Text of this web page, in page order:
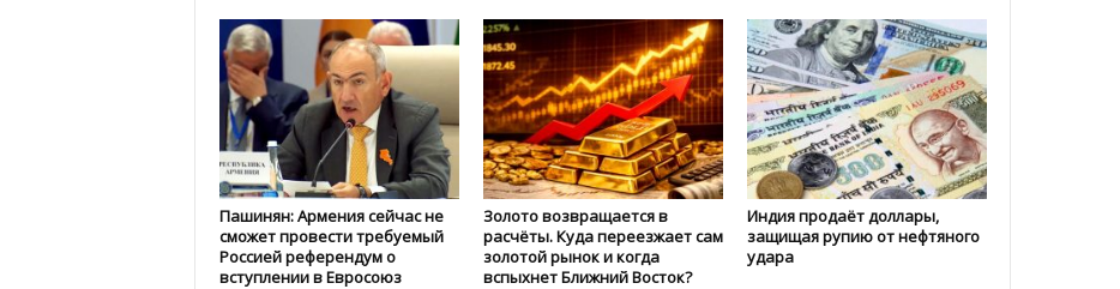
Пашинян: Армения сейчас не
сможет провести требуемый
Россией референдум о
вступлении в Евросоюз
Золото возвращается в
расчёты. Куда переезжает сам
золотой рынок и когда
вспыхнет Ближний Восток?
Индия продаёт доллары,
защищая рупию от нефтяного
удара